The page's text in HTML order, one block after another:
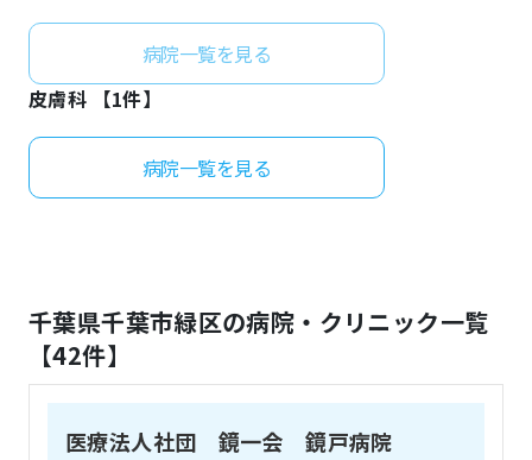
病院一覧を見る
皮膚科 【1件】
病院一覧を見る
千葉県千葉市緑区の病院・クリニック一覧
【42件】
医療法人社団 鏡一会 鏡戸病院